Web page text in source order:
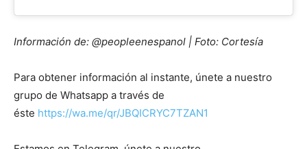
Información de: @peopleenespanol | Foto: Cortesía
Para obtener información al instante, únete a nuestro
grupo de Whatsapp a través de
éste https://wa.me/qr/JBQICRYC7TZAN1